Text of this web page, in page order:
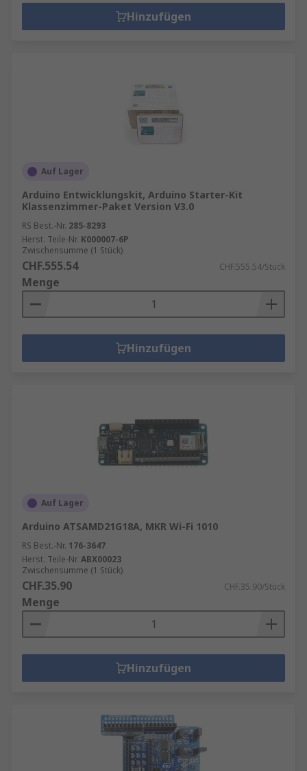
Hinzufügen
Auf Lager
Arduino Entwicklungskit, Arduino Starter-Kit
Klassenzimmer-Paket Version V3.0
RS Best.-Nr. 285-8293
Herst. Teile-Nr. K000007-6P
Zwischensumme (1 Stück)
CHF.555.54 CHF.555.54/Stück
Menge
Hinzufügen
Auf Lager
Arduino ATSAMD21G18A, MKR Wi-Fi 1010
RS Best.-Nr. 176-3647
Herst. Teile-Nr. ABX00023
Zwischensumme (1 Stück)
CHF.35.90 CHF.35.90/Stück
Menge
Hinzufügen